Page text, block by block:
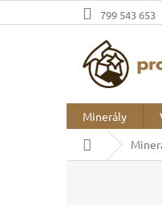
na
799 543 653
Minerály
Domů